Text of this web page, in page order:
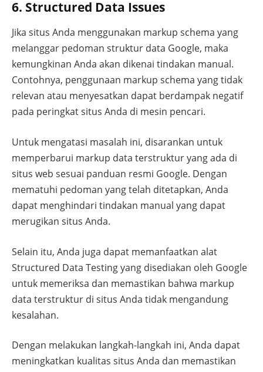
6. Structured Data Issues
Jika situs Anda menggunakan markup schema yang
melanggar pedoman struktur data Google, maka
kemungkinan Anda akan dikenai tindakan manual.
Contohnya, penggunaan markup schema yang tidak
relevan atau menyesatkan dapat berdampak negatif
pada peringkat situs Anda di mesin pencari.
Untuk mengatasi masalah ini, disarankan untuk
memperbarui markup data terstruktur yang ada di
situs web sesuai panduan resmi Google. Dengan
mematuhi pedoman yang telah ditetapkan, Anda
dapat menghindari tindakan manual yang dapat
merugikan situs Anda.
Selain itu, Anda juga dapat memanfaatkan alat
Structured Data Testing yang disediakan oleh Google
untuk memeriksa dan memastikan bahwa markup
data terstruktur di situs Anda tidak mengandung
kesalahan.
Dengan melakukan langkah-langkah ini, Anda dapat
meningkatkan kualitas situs Anda dan memastikan